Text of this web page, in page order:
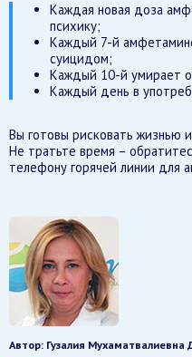
Каждая новая доза
психику;
Каждый 7-й
суицидом;
Каждый 10-й умирает
Каждый день в
Вы готовы рисковать жизнью
Не тратьте время –
телефону горячей линии для
Автор: Гузалия Мухаматвалиевна